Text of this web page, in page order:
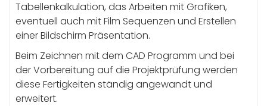
Tabellenkalkulation, das Arbeiten mit Grafiken,
eventuell auch mit Film Sequenzen und Erstellen
einer Bildschirm Präsentation.
Beim Zeichnen mit dem CAD Programm und bei
der Vorbereitung auf die Projektprüfung werden
diese Fertigkeiten ständig angewandt und
erweitert.